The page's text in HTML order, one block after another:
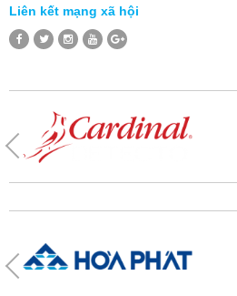
Liên kết mạng xã hội